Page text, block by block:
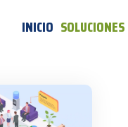
INICIO SOLUCIONES